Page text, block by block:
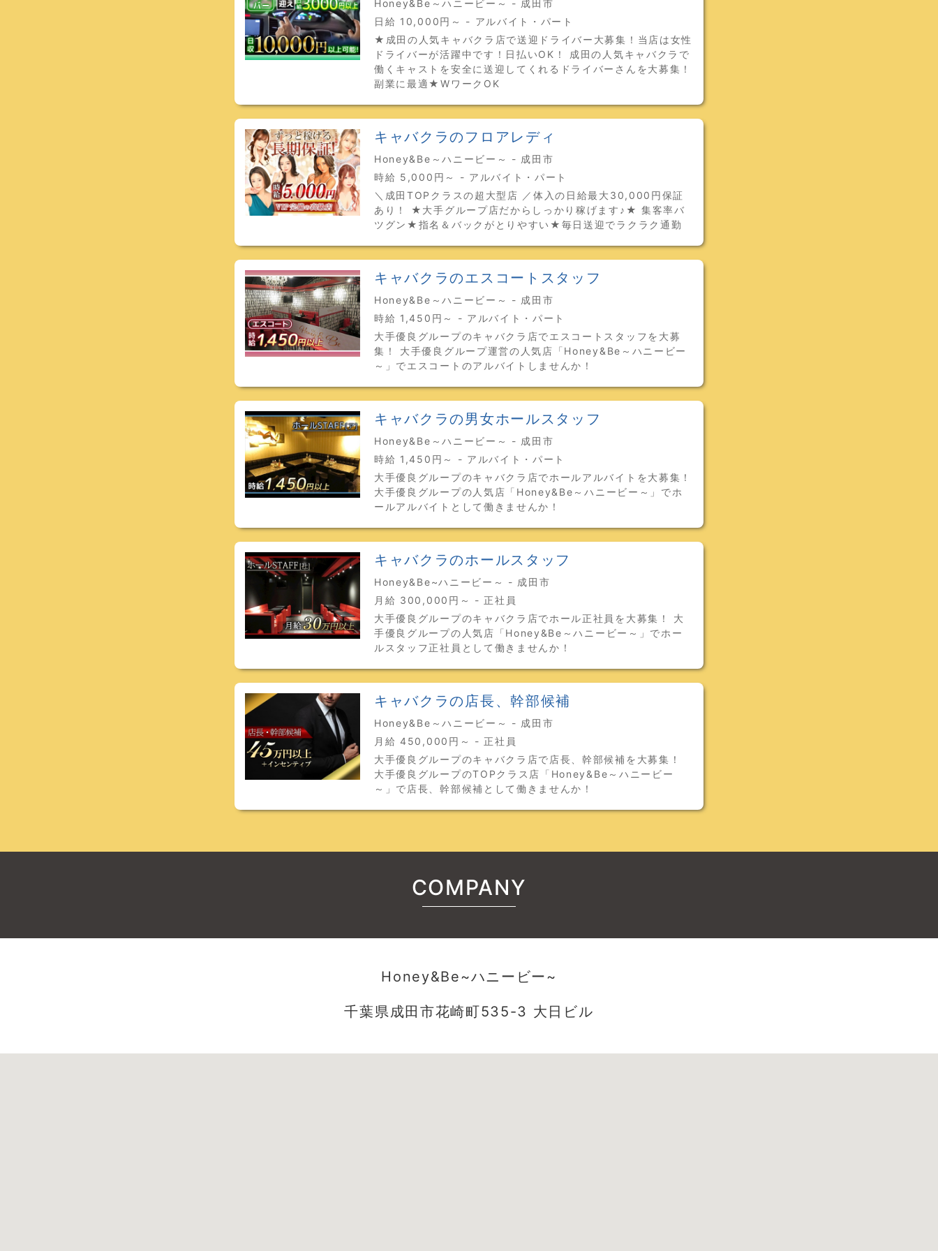
Honey&Be～ハニービー～ - 成田市
日給 10,000円～ - アルバイト・パート
★成田の人気キャバクラ店で送迎ドライバー大募集！当店は女性
ドライバーが活躍中です！日払いOK！ 成田の人気キャバクラで
働くキャストを安全に送迎してくれるドライバーさんを大募集！
副業に最適★WワークOK
キャバクラのフロアレディ
Honey&Be～ハニービー～ - 成田市
時給 5,000円～ - アルバイト・パート
＼成田TOPクラスの超大型店 ／体入の日給最大30,000円保証
あり！ ★大手グループ店だからしっかり稼げます♪★ 集客率バ
ツグン★指名＆バックがとりやすい★毎日送迎でラクラク通勤
キャバクラのエスコートスタッフ
Honey&Be～ハニービー～ - 成田市
時給 1,450円～ - アルバイト・パート
大手優良グループのキャバクラ店でエスコートスタッフを大募
集！ 大手優良グループ運営の人気店「Honey&Be～ハニービー
～」でエスコートのアルバイトしませんか！
キャバクラの男女ホールスタッフ
Honey&Be～ハニービー～ - 成田市
時給 1,450円～ - アルバイト・パート
大手優良グループのキャバクラ店でホールアルバイトを大募集！
大手優良グループの人気店「Honey&Be～ハニービー～」でホ
ールアルバイトとして働きませんか！
キャバクラのホールスタッフ
Honey&Be~ハニービー～ - 成田市
月給 300,000円～ - 正社員
大手優良グループのキャバクラ店でホール正社員を大募集！ 大
手優良グループの人気店「Honey&Be～ハニービー～」でホー
ルスタッフ正社員として働きませんか！
キャバクラの店長、幹部候補
Honey&Be～ハニービー～ - 成田市
月給 450,000円～ - 正社員
大手優良グループのキャバクラ店で店長、幹部候補を大募集！
大手優良グループのTOPクラス店「Honey&Be～ハニービー
～」で店長、幹部候補として働きませんか！
COMPANY
Honey&Be~ハニービー~
千葉県成田市花崎町535-3 大日ビル